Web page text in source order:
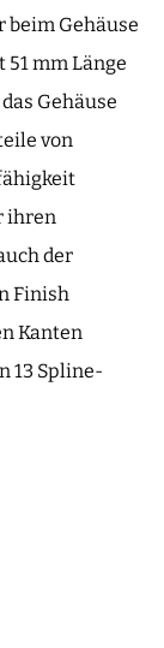
Gehäuse
mm Länge
Gehäuse
von
ihren
der
Finish
Kanten
13 Spline-